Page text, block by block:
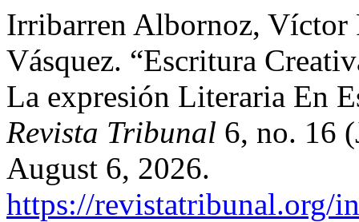
Irribarren Albornoz, Víctor
Vásquez. “Escritura
La expresión Literaria En
Revista Tribunal 6, no. 16
August 6, 2026.
https://revistatribunal.org/